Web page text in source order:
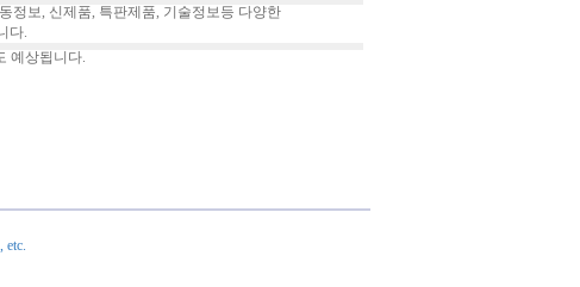
정보, 신제품, 특판제품, 기술정보등 다양한
다.
예상됩니다.
etc.